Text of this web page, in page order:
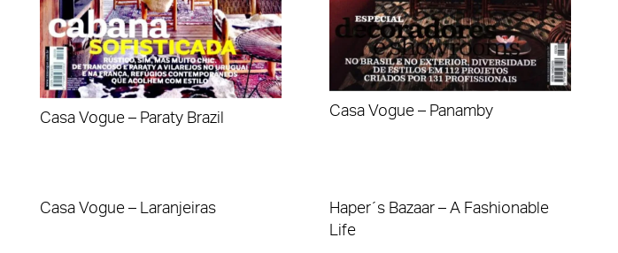
Casa Vogue – Paraty Brazil
Casa Vogue – Panamby
Casa Vogue – Laranjeiras
Haper´s Bazaar – A Fashionable
Life